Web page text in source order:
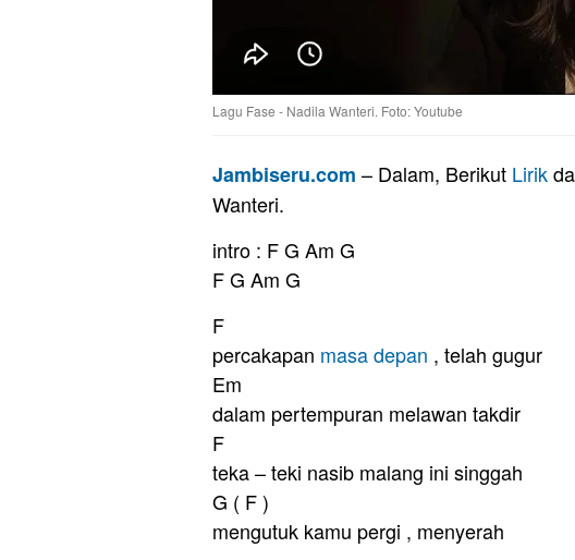
Lagu Fase - Nadila Wanteri. Foto: Youtube
Jambiseru.com – Dalam, Berikut Lirik
Wanteri.
intro : F G Am G
F G Am G
F
percakapan masa depan , telah gugur
Em
dalam pertempuran melawan takdir
F
teka – teki nasib malang ini singgah
G ( F )
mengutuk kamu pergi , menyerah